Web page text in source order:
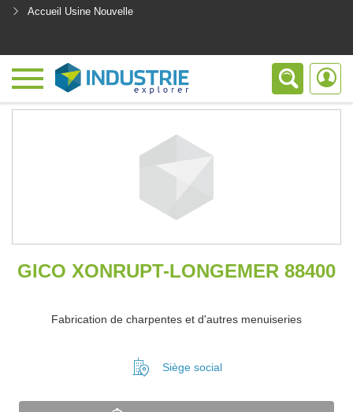
Accueil Usine Nouvelle
GICO XONRUPT-LONGEMER 88400
Fabrication de charpentes et d'autres menuiseries
Siège social